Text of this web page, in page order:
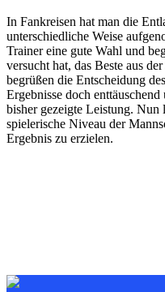
In Fankreisen hat man die
unterschiedliche Weise
Trainer eine gute Wahl und
versucht hat, das Beste aus
begrüßen die Entscheidung
Ergebnisse doch
bisher gezeigte Leistung. Nun
spielerische Niveau der
Ergebnis zu erzielen.